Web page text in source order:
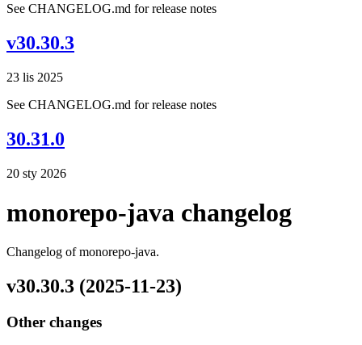
See CHANGELOG.md for release notes
v30.30.3
23 lis 2025
See CHANGELOG.md for release notes
30.31.0
20 sty 2026
monorepo-java changelog
Changelog of monorepo-java.
v30.30.3 (2025-11-23)
Other changes